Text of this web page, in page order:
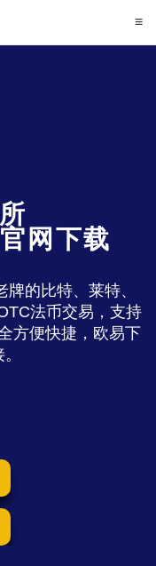
网下载
的比特、莱特、
法币交易，支持
方便快捷，欧易下